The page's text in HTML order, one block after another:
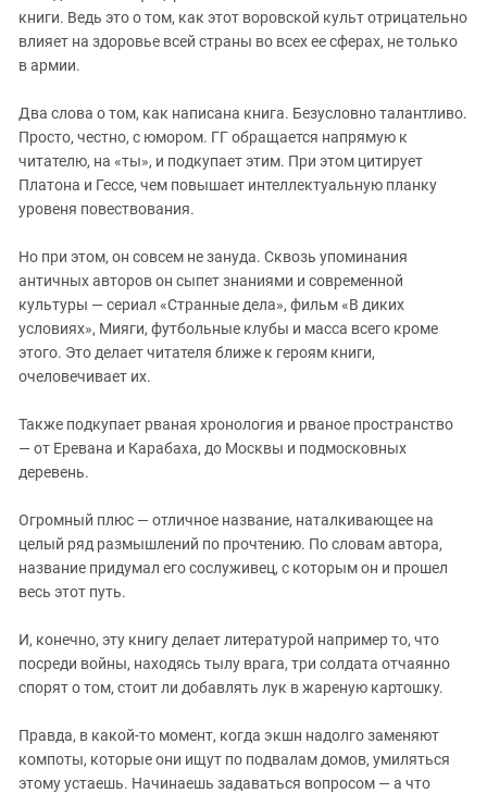
книги. Ведь это о том, как этот воровской культ отрицательно
влияет на здоровье всей страны во всех ее сферах, не только
в армии.
Два слова о том, как написана книга. Безусловно талантливо.
Просто, честно, с юмором. ГГ обращается напрямую к
читателю, на «ты», и подкупает этим. При этом цитирует
Платона и Гессе, чем повышает интеллектуальную планку
уровеня повествования.
Но при этом, он совсем не зануда. Сквозь упоминания
античных авторов он сыпетзнаниями и современной
культуры — сериал «Странные дела», фильм «В диких
условиях», Мияги, футбольные клубы и масса всего кроме
этого. Это делает читателя ближе к героям книги,
очеловечивает их.
Также подкупает рваная хронология и рваное пространство
— от Еревана и Карабаха, до Москвы и подмосковных
деревень.
Огромный плюс — отличное название, наталкивающее на
целый ряд размышлений по прочтению. По словам автора,
название придумал его сослуживец, с которым он и прошел
весь этот путь.
И, конечно, эту книгу делает литературой например то, что
посреди войны, находясь тылу врага, три солдата отчаянно
спорят о том, стоит ли добавлять лук в жареную картошку.
Правда, в какой-то момент, когда экшн надолго заменяют
компоты, которые они ищут по подвалам домов, умиляться
этому устаешь. Начинаешь задаваться вопросом — а что